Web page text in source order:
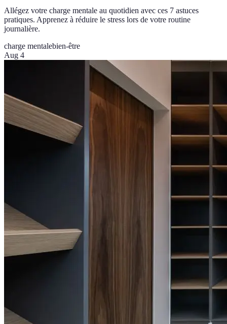
Allégez votre charge mentale au quotidien avec ces 7 astuces
pratiques. Apprenez à réduire le stress lors de votre routine
journalière.
charge mentalebien-être
Aug 4